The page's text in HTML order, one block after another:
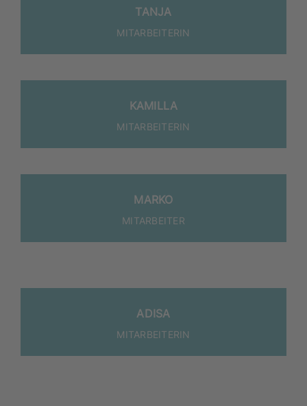
TAN­JA
MIT­AR­BEI­TE­RIN
KAMIL­LA
MIT­AR­BEI­TE­RIN
MAR­KO
MITARBEITER
ADI­SA
MIT­AR­BEI­TE­RIN